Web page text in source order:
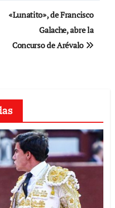
«Lunatito», de Francisco
Galache, abre la
Concurso de Arévalo